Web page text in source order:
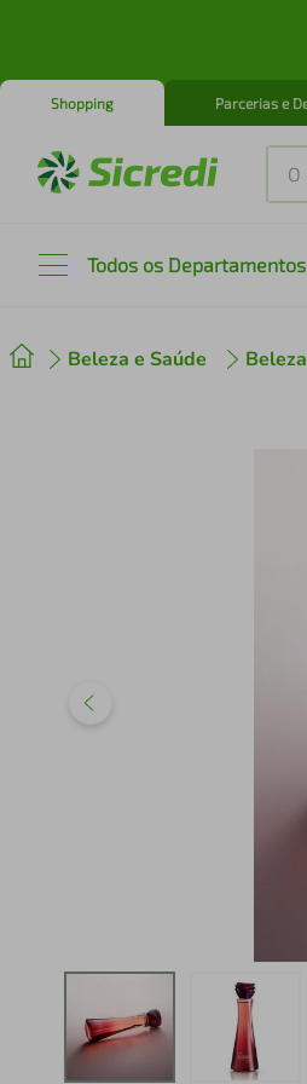
Shopping Parcerias e
O
Todos os Departamentos
Beleza e Saúde Beleza
2º